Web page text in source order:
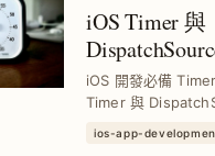
iOS Timer 與
安全封裝技
防止閃退
iOS 開發必備
Timer 與
ios-app-